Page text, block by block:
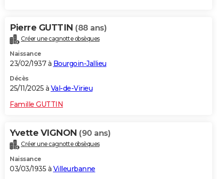
Pierre GUTTIN (88 ans)
Créer une cagnotte obsèques
Naissance
23/02/1937 à Bourgoin-Jallieu
Décès
25/11/2025 à Val-de-Virieu
Famille GUTTIN
Yvette VIGNON (90 ans)
Créer une cagnotte obsèques
Naissance
03/03/1935 à Villeurbanne